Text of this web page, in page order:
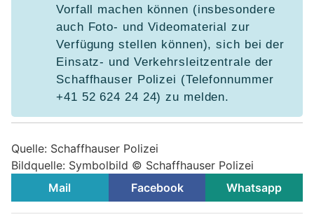
Vorfall machen können (insbesondere
auch Foto- und Videomaterial zur
Verfügung stellen können), sich bei der
Einsatz- und Verkehrsleitzentrale der
Schaffhauser Polizei (Telefonnummer
+41 52 624 24 24) zu melden.
Quelle: Schaffhauser Polizei
Bildquelle: Symbolbild © Schaffhauser Polizei
Mail
Facebook Whatsapp